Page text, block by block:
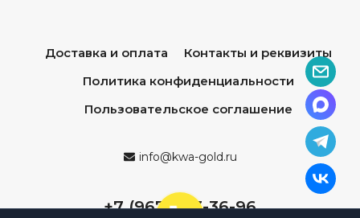
Доставка и оплата
Контакты и реквизиты
Политика конфиденциальности
Пользовательское соглашение
info@kwa-gold.ru
+7 (967) 013-36-96